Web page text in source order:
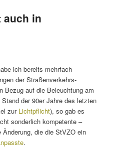
in
ich bereits mehrfach
der Straßenverkehrs-
Bezug auf die Beleuchtung am
der 90er Jahre des letzten
zur Lichtpflicht), so gab es
sonderlich kompetente –
Änderung, die die StVZO ein
.